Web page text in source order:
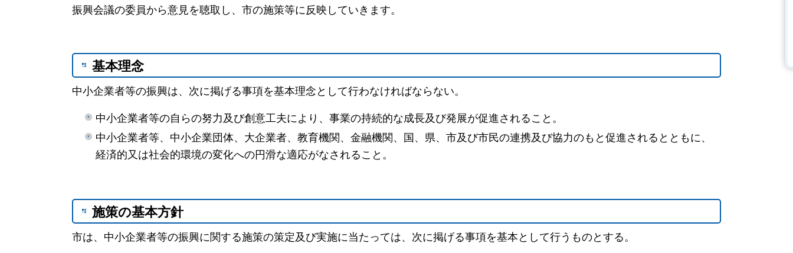
振興会議の委員から意見を聴取し、市の施策等に反映していきます。
基本理念
中小企業者等の振興は、次に掲げる事項を基本理念として行わなければならない。
中小企業者等の自らの努力及び創意工夫により、事業の持続的な成長及び発展が促進されること。
中小企業者等、中小企業団体、大企業者、教育機関、金融機関、国、県、市及び市民の連携及び協力のもと促進されるとともに、
経済的又は社会的環境の変化への円滑な適応がなされること。
施策の基本方針
市は、中小企業者等の振興に関する施策の策定及び実施に当たっては、次に掲げる事項を基本として行うものとする。